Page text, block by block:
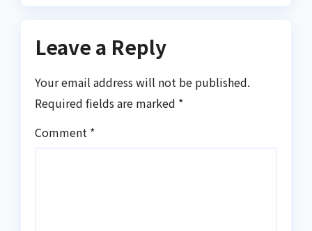
Leave a Reply
Your email address will not be published.
Required fields are marked *
Comment *